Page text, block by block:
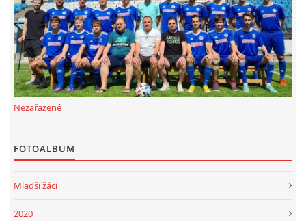
FKD, z.s.
Drnovice 704
68304 Drnovice
ičo 27005305
č.ú. 3227086359 / 0800
© 2026 eStránky.cz |RSS
Nezařazené
FOTOALBUM
Mladší žáci
2020